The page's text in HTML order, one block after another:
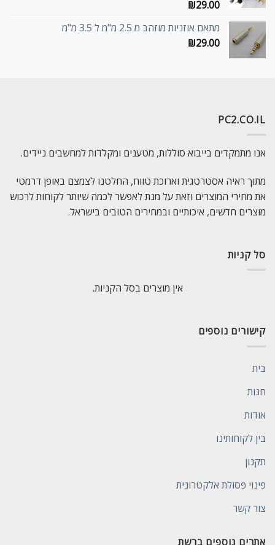
₪29.00
מתאם אוזניות מוזהב מ 2.5 מ"מ ל 3.5 מ"מ
₪29.00
PC2.CO.IL
אנו מתמקדים בייבוא סוללות, מטענים ומקלדות למחשבים ניידים.
מתוך ראיה אסטרטגית וארוכת טווח, החלטנו לצמצם באופן דרמטי
את מחירי המוצרים וזאת על מנת לאפשר לכמה שיותר לקוחות לרכוש
מוצרים חדשים, איכותיים ובמחירים הטובים בישראל.
סל קניות
אין מוצרים בסל הקניות.
קישורים נוספים
בית
חנות
אודות
בין לקוחותינו
תקנון
פינוי פסולת אלקטרונית
צור קשר
אתרים נוספים ברשת